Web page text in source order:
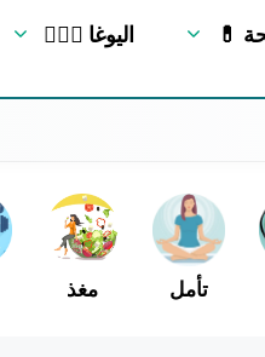
🧘🏻‍♂️ اليوغا
مغذ تأمل